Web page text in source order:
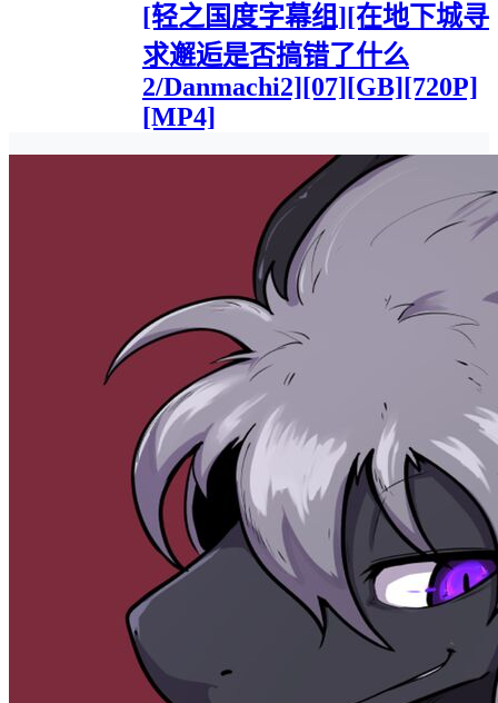
[轻之国度字幕组][在地下城寻
求邂逅是否搞错了什么
2/Danmachi2][07][GB][720P]
[MP4]